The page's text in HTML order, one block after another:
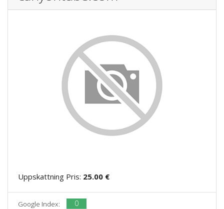
Uppskattning Pris: 25.00 €
Google Index: 0